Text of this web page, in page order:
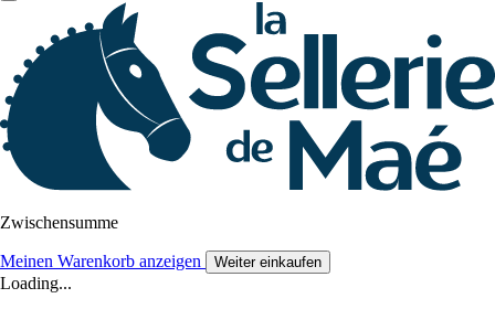
Zwischensumme
Meinen Warenkorb anzeigen Weiter einkaufen
Loading...